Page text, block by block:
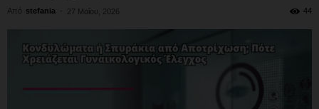
Από stefania - 27 Μαΐου, 2026 44